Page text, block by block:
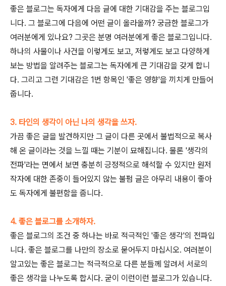
좋은 블로그는 독자에게 다음 글에 대한 기대감을 주는 블로그입
니다. 그 블로그에 다음에 어떤 글이 올라올까? 궁금한 블로그가
여러분에게 있나요? 그곳은 분명 여러분에게 좋은 블로그입니다.
하나의 사물이나 사건을 이렇게도 보고, 저렇게도 보고 다양하게
보는 방법을 알려주는 블로그는 독자에게 큰 기대감을 갖게 합니
다. 그리고 그런 기대감은 1번 항목인 '좋은 영향'을 끼치게 만들어
줍니다.
3. 타인의 생각이 아닌 나의 생각을 쓰자.
가끔 좋은 글을 발견하지만 그 글이 다른 곳에서 불법적으로 복사
해 온 글이라는 것을 느낄 때는 기분이 묘해집니다. 물론 '생각의
전파'라는 면에서 보면 충분히 긍정적으로 해석할 수 있지만 원저
작자에 대한 존중이 들어있지 않는 불펌 글은 아무리 내용이 좋아
도 독자에게 불편함을 줍니다.
4. 좋은 블로그를 소개하자.
좋은 블로그의 조건 중 하나는 바로 적극적인 '좋은 생각'의 전파입
니다. 좋은 블로그를 나만의 장소로 묻어두지 마십시오. 여러분이
알고있는 좋은 블로그는 적극적으로 다른 분들께 알려서 서로의
좋은 생각을 나누도록 합시다. 굳이 이런이런 블로그가 있습니다.